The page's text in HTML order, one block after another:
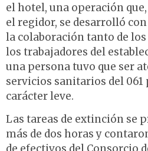
el hotel, una operación
el regidor, se desarrolló
la colaboración tanto de
los trabajadores del
una persona tuvo que ser
servicios sanitarios del 061
carácter leve.
Las tareas de extinción se
más de dos horas y